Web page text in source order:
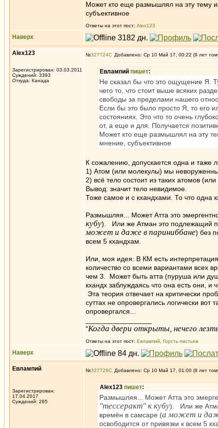
Может кто еще размышлял на эту тему
субъективное
Ответы на этот пост: Alex123
Наверх
Alex123
Зарегистрирован: 03.03.2011
Суждений: 3393
Откуда: Канада
№327724 Добавлено: Ср 10 Май 17, 00:22 (9 лет
Евлампий пишет:
Не сказал бы что это ощущение Я.
чего то, что стоит выше всяких
свободы за пределами нашего
Если бы это было просто Я, то его
состояниях. Это что то очень
от, а еще и для. Получается
Может кто еще размышлял на эту
мнение, субъективное
К сожалению, допускается одна и таже
1) Атом (или молекулы) мы
2) всё тело состоит из таких атомов
Вывод: значит тело невидимое.
Тоже самое и с кхандхами. То что одна
Размышляя... Может Атта это
кубу). Или же Атман это подлежащий
может и даже в париниббане) без
всем 5 кхандхам.
Или, моя идея: В КМ есть
количество со всеми вариантами всех
чем 3. Может быть атта (пуруша или
кхандх заблуждаясь что она есть они, и
Эта теория отвечает на критически
суттах не опровергались логически
опровергался...
"Когда двери открыты, нечего
Ответы на этот пост: Евлампий Горсть листьев
Наверх
Евлампий
Зарегистрирован:
17.04.2017
Суждений: 265
№327729 Добавлено: Ср 10 Май 17, 01:00 (9 лет
Alex123 пишет:
Размышляя... Может Атта это
"тессеракт" к кубу). Или же
времён в самсаре (а может и
освободится от привязки к всем 5